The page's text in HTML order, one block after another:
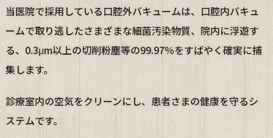
当医院で採用している口腔外バキュームは、口腔内バキュ
ームで取り逃したさまざまな細菌汚染物質、院内に浮遊す
る、0.3μm以上の切削粉塵等の99.97％をすばやく確実に捕
集します。
診療室内の空気をクリーンにし、患者さまの健康を守るシ
ステムです。